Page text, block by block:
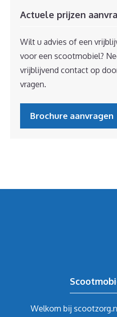
Actuele prijzen
Wilt u advies of een
voor een scootmobiel?
vrijblijvend contact op
vragen.
Brochure aanvragen
Welkom bij